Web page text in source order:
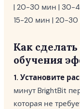
| 20-30 мин | 30-
15-20 мин | 20-30
Как
обучения
1. Установите
минут BrightBit
которая не